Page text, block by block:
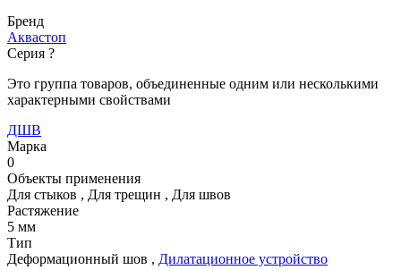
Бренд
Аквастоп
Серия ?
Это группа товаров, объединенные одним или несколькими
характерными свойствами
ДШВ
Марка
0
Объекты применения
Для стыков , Для трещин , Для швов
Растяжение
5 мм
Тип
Деформационный шов , Дилатационное устройство